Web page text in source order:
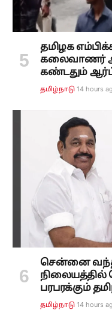
தமிழக
கலைவாணர்
கண்டதும்
தமிழ்நாடு 14 hours
சென்னை வந்த
நிலையத்தில்
பரபரக்கும்
தமிழ்நாடு 14 hours